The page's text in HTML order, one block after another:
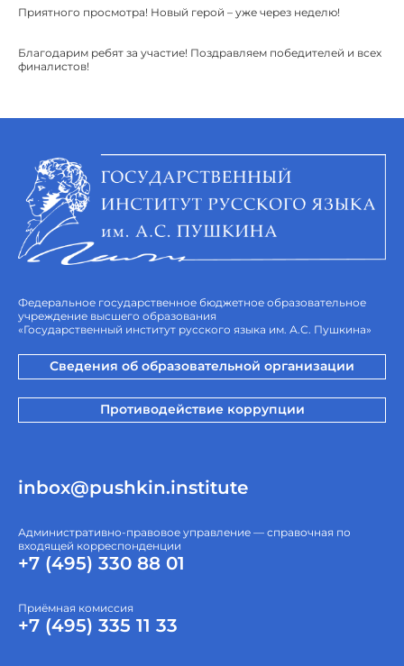
Приятного просмотра! Новый герой – уже через неделю!
Благодарим ребят за участие! Поздравляем победителей и всех
финалистов!
Федеральное государственное бюджетное образовательное
учреждение высшего образования
«Государственный институт русского языка им. А.С. Пушкина»
Сведения об образовательной организации
Противодействие коррупции
inbox@pushkin.institute
Административно-правовое управление — справочная по
входящей корреспонденции
+7 (495) 330 88 01
Приёмная комиссия
+7 (495) 335 11 33